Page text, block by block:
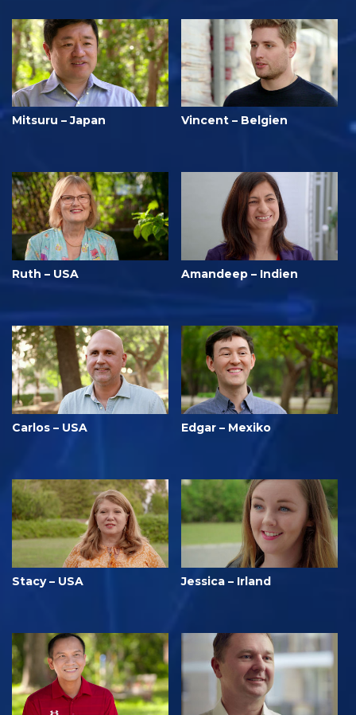
Mitsuru – Japan Vincent – Belgien
Ruth – USA Amandeep – Indien
Carlos – USA Edgar – Mexiko
Stacy – USA Jessica – Irland